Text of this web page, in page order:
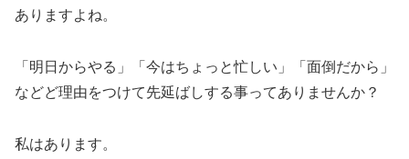
ありますよね。
「明日からやる」「今はちょっと忙しい」「面倒だから」
などど理由をつけて先延ばしする事ってありませんか？
私はあります。